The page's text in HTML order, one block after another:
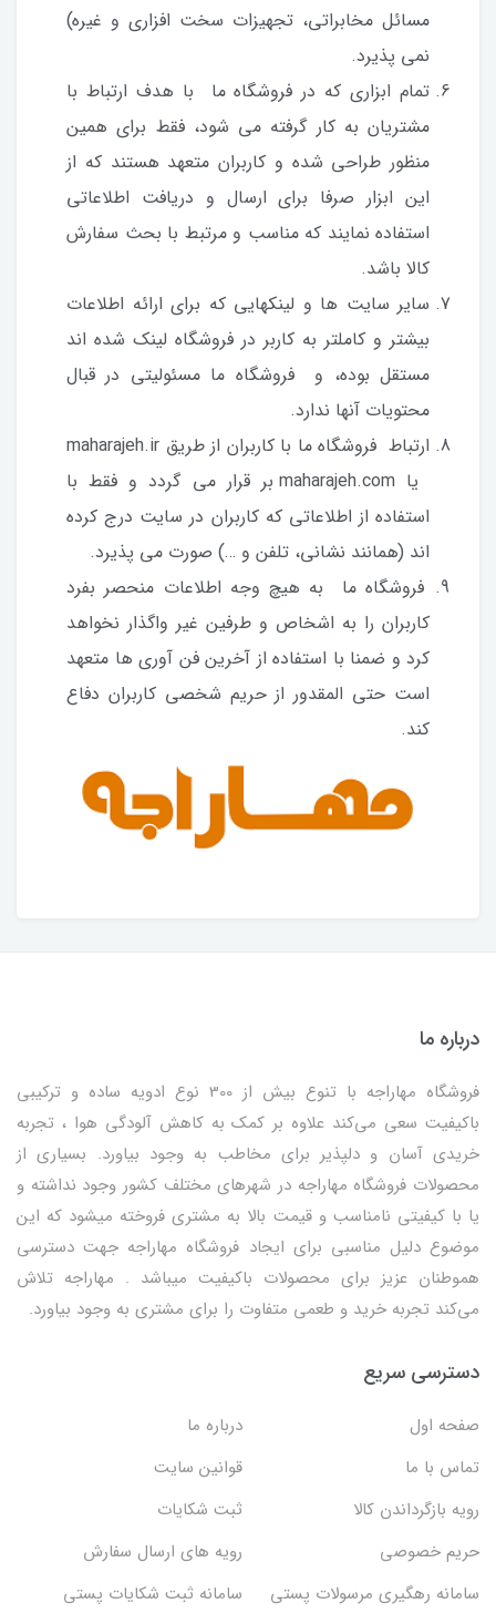
مسائل مخابراتى، تجهیزات سخت افزاری و غیره)
نمی پذیرد.
تمام ابزاری که در فروشگاه ما با هدف ارتباط با
مشتریان به کار گرفته می شود، فقط برای همین
منظور طراحی شده و کاربران متعهد هستند که از
این ابزار صرفا برای ارسال و دریافت اطلاعاتی
استفاده نمایند که مناسب و مرتبط با بحث سفارش
کالا باشد.
سایر سایت ها و لینکهایی که برای ارائه اطلاعات
بیشتر و کاملتر به کاربر در فروشگاه لینک شده اند
مستقل بوده، و فروشگاه ما مسئولیتی در قبال
محتویات آنها ندارد.
ارتباط فروشگاه ما با کاربران از طریق maharajeh.ir
یا maharajeh.com بر قرار می گردد و فقط با
استفاده از اطلاعاتی که کاربران در سایت درج کرده
اند (همانند نشانی، تلفن و …) صورت می پذیرد.
فروشگاه ما به هیچ وجه اطلاعات منحصر بفرد
کاربران را به اشخاص و طرفین غیر واگذار نخواهد
کرد و ضمنا با استفاده از آخرین فن آوری ها متعهد
است حتی المقدور از حریم شخصی کاربران دفاع
کند.
درباره ما
فروشگاه مهاراجه با تنوع بیش از 300 نوع ادویه ساده و ترکیبی
باکیفیت سعی می‌کند علاوه بر کمک به کاهش آلودگی هوا ، تجربه
خریدی آسان و دلپذیر برای مخاطب به وجود بیاورد. بسیاری از
محصولات فروشگاه مهاراجه در شهرهای مختلف کشور وجود نداشته و
یا با کیفیتی نامناسب و قیمت بالا به مشتری فروخته میشود که این
موضوع دلیل مناسبی برای ایجاد فروشگاه مهاراجه جهت دسترسی
هموطنان عزیز برای محصولات باکیفیت میباشد . مهاراجه تلاش
می‌کند تجربه خرید و طعمی متفاوت را برای مشتری به وجود بیاورد.
دسترسی سریع
صفحه اول
درباره ما
تماس با ما
قوانین سایت
رویه بازگرداندن کالا
ثبت شکایات
حریم خصوصی
رویه های ارسال سفارش
سامانه رهگیری مرسولات پستی
سامانه ثبت شکایات پستی